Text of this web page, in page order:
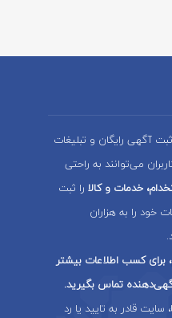
آگهی رایگان و تبلیغات
می‌توانند به راحتی
خدمات و کالا را ثبت
خود را به هزاران
برای کسب اطلاعات بیشتر
تماس بگیرید.
سایت قادر به تایید یا رد